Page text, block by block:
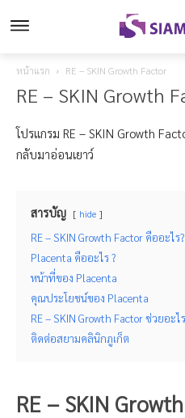
หน้าแรก RE – SKIN Growth Factor
RE – SKIN Growth
โปรแกรม RE – SKIN Growth
กลับมาอ่อนเยาว์
สารบัญ hide
RE – SKIN Growth Factor คืออะไร?
Placenta คืออะไร ?
หน้าที่ของ Placenta
คุณประโยชน์ของ Placenta
RE – SKIN Growth Factor ช่วยอะไ
ติดต่อสยามคลินิกภูเก็ต
RE – SKIN